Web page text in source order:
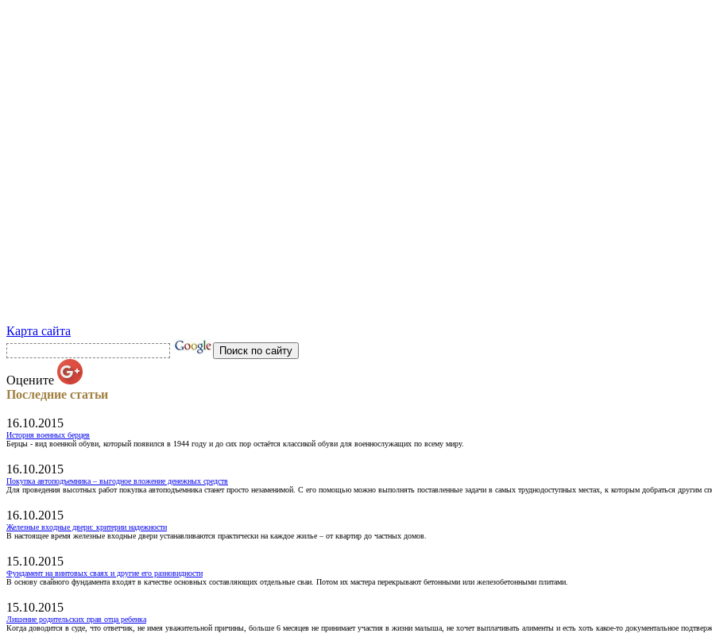
Карта сайта
Оцените
Последние статьи
16.10.2015
История военных берцев
Берцы - вид военной обуви, который появился в 1944 году и до сих пор остаётся классикой обуви для военнослужащих по всему миру.
16.10.2015
Покупка автоподъемника – выгодное вложение денежных средств
Для проведения высотных работ покупка автоподъемника станет просто незаменимой. С его помощью можно выполнять поставленные задачи в самых труднодоступных местах, к которым добраться другим
16.10.2015
Железные входные двери: критерии надежности
В настоящее время железные входные двери устанавливаются практически на каждое жилье – от квартир до частных домов.
15.10.2015
Фундамент на винтовых сваях и другие его разновидности
В основу свайного фундамента входят в качестве основных составляющих отдельные сваи. Потом их мастера перекрывают бетонными или железобетонными плитами.
15.10.2015
Лишение родительских прав отца ребенка
Когда доводится в суде, что ответчик, не имея уважительной причины, больше 6 месяцев не принимает участия в жизни малыша, не хочет выплачивать алименты и есть хоть какое-то документальное